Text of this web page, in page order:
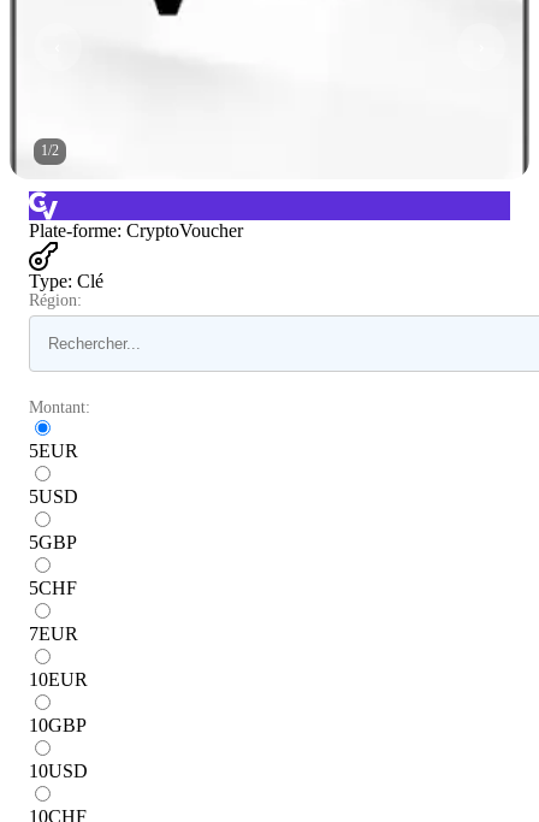
1/2
Plate-forme: CryptoVoucher
Type: Clé
Région:
Montant:
5EUR
5USD
5GBP
5CHF
7EUR
10EUR
10GBP
10USD
10CHF